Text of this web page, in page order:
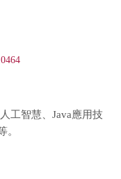
工智慧、Java應用技
。